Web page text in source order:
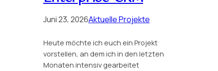
Juni 23, 2026Aktuelle Projekte
Heute möchte ich euch ein Projekt
vorstellen, an dem ich in den letzten
Monaten intensiv gearbeitet